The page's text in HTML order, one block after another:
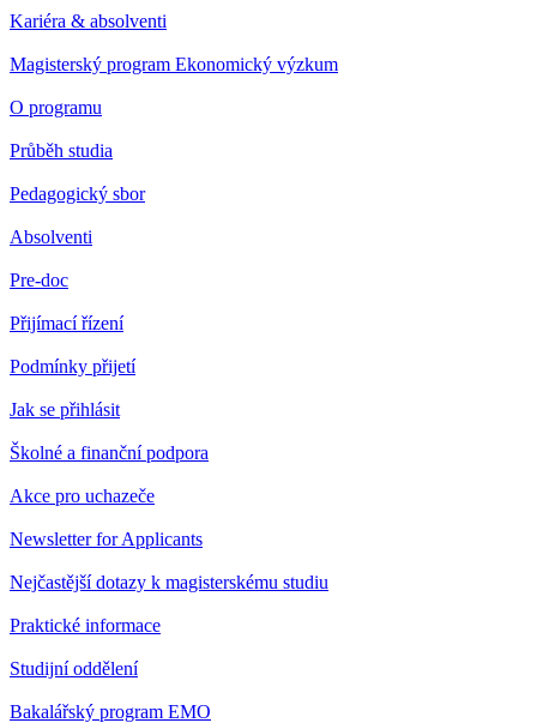
Kariéra & absolventi
Magisterský program Ekonomický výzkum
O programu
Průběh studia
Pedagogický sbor
Absolventi
Pre-doc
Přijímací řízení
Podmínky přijetí
Jak se přihlásit
Školné a finanční podpora
Akce pro uchazeče
Newsletter for Applicants
Nejčastější dotazy k magisterskému studiu
Praktické informace
Studijní oddělení
Bakalářský program EMO